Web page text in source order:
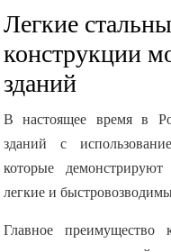
Легкие
конструкции
зданий
В настоящее время в
зданий с
которые
легкие и
Главное преимущество